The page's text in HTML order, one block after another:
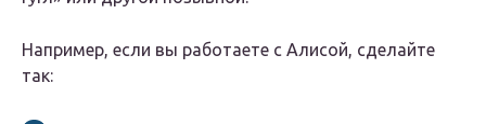
Например, если вы работаете с Алисой, сделайте
так: